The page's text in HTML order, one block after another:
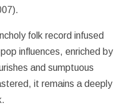
folk record infused
influences, enriched by
and sumptuous
it remains a deeply